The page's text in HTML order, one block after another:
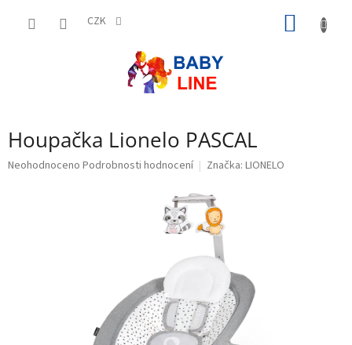
CZK
Houpačka Lionelo PASCAL
Průměrné
Neohodnoceno Podrobnosti hodnocení Značka: LIONELO